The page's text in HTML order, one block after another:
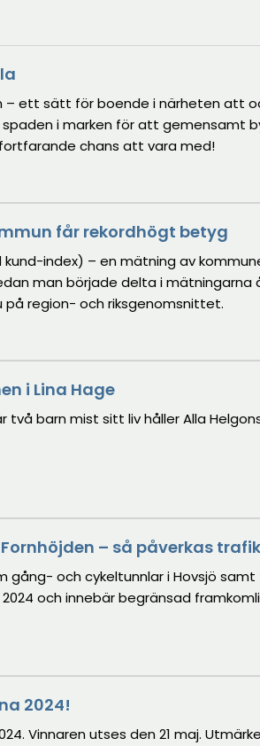
– ett sätt för boende i närheten att
i marken för att gemensamt
chans att vara med!
får rekordhögt betyg
index) – en mätning av
man började delta i mätningarna
region- och riksgenomsnittet.
i Lina Hage
två barn mist sitt liv håller Alla
– så påverkas
och cykeltunnlar i Hovsjö samt
och innebär begränsad
2024!
Vinnaren utses den 21 maj.